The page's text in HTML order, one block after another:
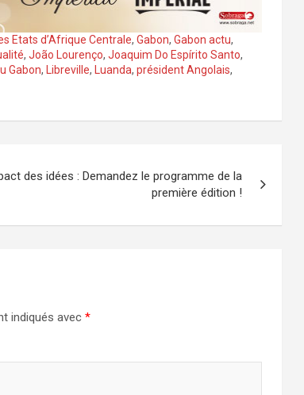
Etats d’Afrique Centrale, Gabon, Gabon actu,
, João Lourenço, Joaquim Do Espírito Santo,
Gabon, Libreville, Luanda, président Angolais,
des idées : Demandez le programme de la
première édition !
indiqués avec *